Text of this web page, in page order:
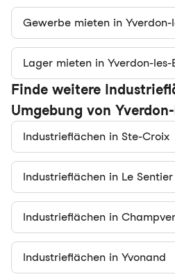
Gewerbe mieten in Yverdon-
Lager mieten in Yverdon-les-
Finde weitere
Umgebung von
Industrieflächen in Ste-Croix
Industrieflächen in Le Sentier
Industrieflächen in
Industrieflächen in Yvonand